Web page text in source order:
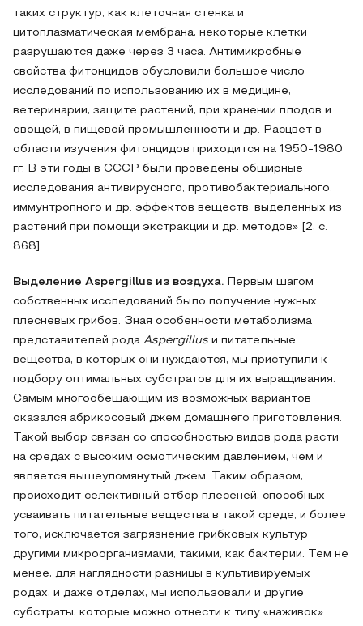
таких структур, как клеточная стенка и
цитоплазматическая мембрана, некоторые клетки
разрушаются даже через 3 часа. Антимикробные
свойства фитонцидов обусловили большое число
исследований по использованию их в медицине,
ветеринарии, защите растений, при хранении плодов и
овощей, в пищевой промышленности и др. Расцвет в
области изучения фитонцидов приходится на 1950-1980
гг. В эти годы в СССР были проведены обширные
исследования антивирусного, противобактериального,
иммунтропного и др. эффектов веществ, выделенных из
растений при помощи экстракции и др. методов» [2, с.
868].
Выделение Aspergillus из воздуха.
Первым шагом
собственных исследований было получение нужных
плесневых грибов. Зная особенности метаболизма
представителей рода Aspergillus и питательные
вещества, в которых они нуждаются, мы приступили к
подбору оптимальных субстратов для их выращивания.
Самым многообещающим из возможных вариантов
оказался абрикосовый джем домашнего приготовления.
Такой выбор связан со способностью видов рода расти
на средах с высоким осмотическим давлением, чем и
является вышеупомянутый джем. Таким образом,
происходит селективный отбор плесеней, способных
усваивать питательные вещества в такой среде, и более
того, исключается загрязнение грибковых культур
другими микроорганизмами, такими, как бактерии. Тем не
менее, для наглядности разницы в культивируемых
родах, и даже отделах, мы использовали и другие
субстраты, которые можно отнести к типу «наживок».